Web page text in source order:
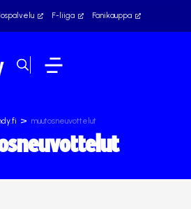
F-liiga Fanikauppa
> muutosneuvottelut